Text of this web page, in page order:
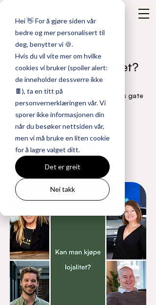
Hei 👋 For å gjøre siden vår
bedre og mer personalisert til
deg, benytter vi 🍪.
Hvis du vil vite mer om hvilke
cookies vi bruker (spoiler alert:
de inneholder dessverre ikke
🍫), ta en titt på
personvernerklæringen vår. Vi
sporer ikke informasjonen din
når du besøker nettsiden vår,
men vi må bruke en liten cookie
for å lagre valget ditt.
Det er greit
Nei takk
Frokostseminar
Kan man kjøpe lojalitet?
Youngstorget 3, inngang Pløens gate
19. mars – kl. 08:30
Gratis
Meld deg på